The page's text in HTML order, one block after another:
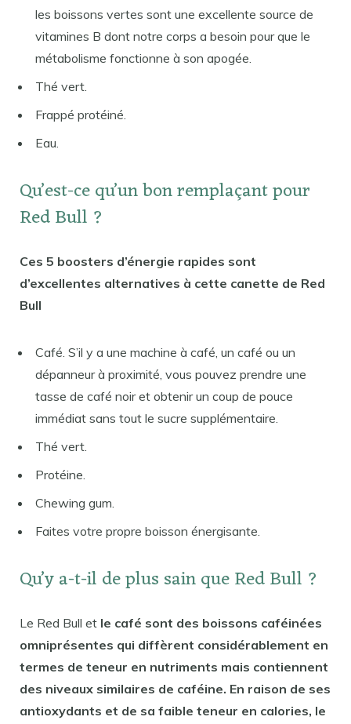
les boissons vertes sont une excellente source de
vitamines B dont notre corps a besoin pour que le
métabolisme fonctionne à son apogée.
Thé vert.
Frappé protéiné.
Eau.
Qu’est-ce qu’un bon remplaçant pour
Red Bull ?
Ces 5 boosters d’énergie rapides sont
d’excellentes alternatives à cette canette de Red
Bull
Café. S’il y a une machine à café, un café ou un
dépanneur à proximité, vous pouvez prendre une
tasse de café noir et obtenir un coup de pouce
immédiat sans tout le sucre supplémentaire.
Thé vert.
Protéine.
Chewing gum.
Faites votre propre boisson énergisante.
Qu’y a-t-il de plus sain que Red Bull ?
Le Red Bull et le café sont des boissons caféinées
omniprésentes qui diffèrent considérablement en
termes de teneur en nutriments mais contiennent
des niveaux similaires de caféine. En raison de ses
antioxydants et de sa faible teneur en calories, le